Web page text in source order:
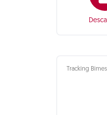
Tracking